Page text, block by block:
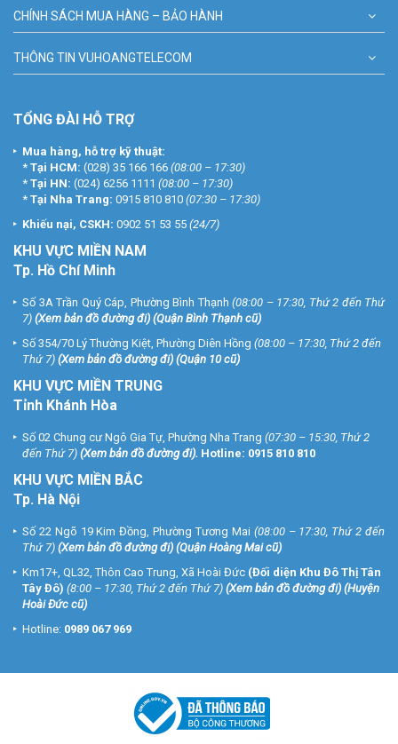
CHÍNH SÁCH MUA HÀNG – BẢO HÀNH
THÔNG TIN VUHOANGTELECOM
TỔNG ĐÀI HỖ TRỢ
Mua hàng, hỗ trợ kỹ thuật:
* Tại HCM: (028) 35 166 166 (08:00 – 17:30)
* Tại HN: (024) 6256 1111 (08:00 – 17:30)
* Tại Nha Trang: 0915 810 810 (07:30 – 17:30)
Khiếu nại, CSKH: 0902 51 53 55 (24/7)
KHU VỰC MIỀN NAM
Tp. Hồ Chí Minh
Số 3A Trần Quý Cáp, Phường Bình Thạnh (08:00 – 17:30, Thứ 2 đến Thứ
7) (Xem bản đồ đường đi) (Quận Bình Thạnh cũ)
Số 354/70 Lý Thường Kiệt, Phường Diên Hồng (08:00 – 17:30, Thứ 2 đến
Thứ 7) (Xem bản đồ đường đi) (Quận 10 cũ)
KHU VỰC MIỀN TRUNG
Tỉnh Khánh Hòa
Số 02 Chung cư Ngô Gia Tự, Phường Nha Trang (07:30 – 15:30, Thứ 2
đến Thứ 7) (Xem bản đồ đường đi). Hotline: 0915 810 810
KHU VỰC MIỀN BẮC
Tp. Hà Nội
Số 22 Ngõ 19 Kim Đồng, Phường Tương Mai (08:00 – 17:30, Thứ 2 đến
Thứ 7) (Xem bản đồ đường đi) (Quận Hoàng Mai cũ)
Km17+, QL32, Thôn Cao Trung, Xã Hoài Đức (Đối diện Khu Đô Thị Tân
Tây Đô) (8:00 – 17:30, Thứ 2 đến Thứ 7) (Xem bản đồ đường đi) (Huyện
Hoài Đức cũ)
Hotline: 0989 067 969